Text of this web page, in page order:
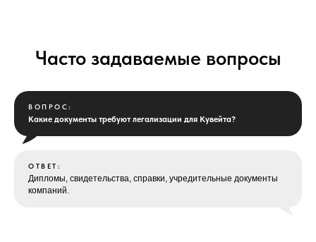
Часто задаваемые вопросы
ВОПРОС:
Какие документы требуют легализации для Кувейта?
ОТВЕТ:
Дипломы, свидетельства, справки, учредительные документы
компаний.